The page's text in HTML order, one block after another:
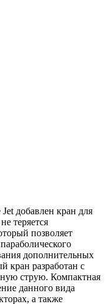
добавлен кран для
теряется
позволяет
дополнительных
разработан с
струю. Компактная
данного вида
а также